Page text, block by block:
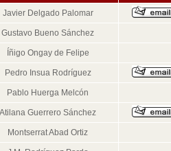
Javier Delgado Palomar
Gustavo Bueno Sánchez
Íñigo Ongay de Felipe
Pedro Insua Rodríguez
Pablo Huerga Melcón
Atilana Guerrero Sánchez
Montserrat Abad Ortiz